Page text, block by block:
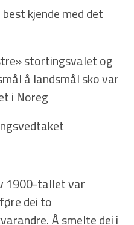
kjende med det
stortingsvalet og
å landsmål sko var
i Noreg
1900-tallet var
dei to
Å smelte dei i